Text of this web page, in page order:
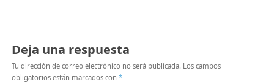
Deja una respuesta
Tu dirección de correo electrónico no será publicada. Los campos
obligatorios están marcados con *